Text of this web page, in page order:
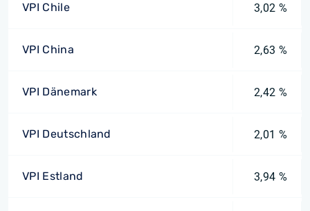
VPI Chile 3,02 %
VPI China 2,63 %
VPI Dänemark 2,42 %
VPI Deutschland 2,01 %
VPI Estland 3,94 %